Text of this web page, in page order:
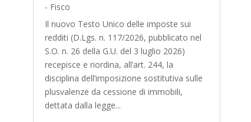
- Fisco
Il nuovo Testo Unico delle imposte sui
redditi (D.Lgs. n. 117/2026, pubblicato nel
S.O. n. 26 della G.U. del 3 luglio 2026)
recepisce e riordina, all’art. 244, la
disciplina dell’imposizione sostitutiva sulle
plusvalenze da cessione di immobili,
dettata dalla legge...